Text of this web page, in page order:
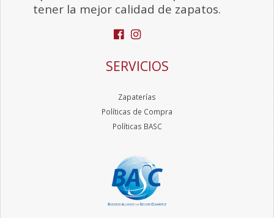
tener la mejor calidad de zapatos.
SERVICIOS
Zapaterías
Políticas de Compra
Políticas BASC